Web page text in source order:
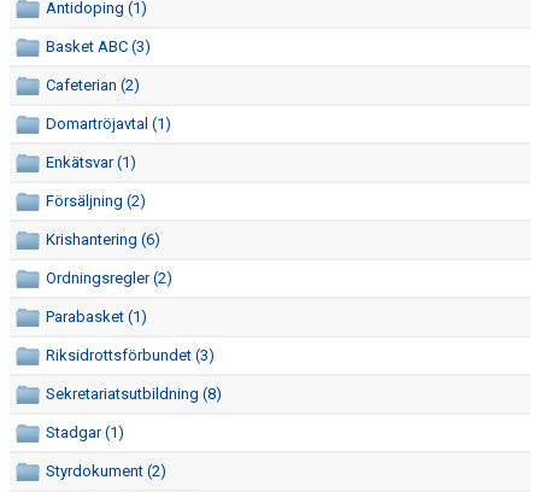
STYRELSEN
ÅRSMÖTE
ANTIDOPING
REKRYTERING OCH ÖVERGÅNGAR
GÅVOKONTO
REHAB
Antidoping (1)
Basket ABC (3)
Cafeterian (2)
Domartröjavtal (1)
Enkätsvar (1)
Försäljning (2)
Krishantering (6)
Ordningsregler (2)
Parabasket (1)
Riksidrottsförbundet (3)
Sekretariatsutbildning (8)
Stadgar (1)
Styrdokument (2)